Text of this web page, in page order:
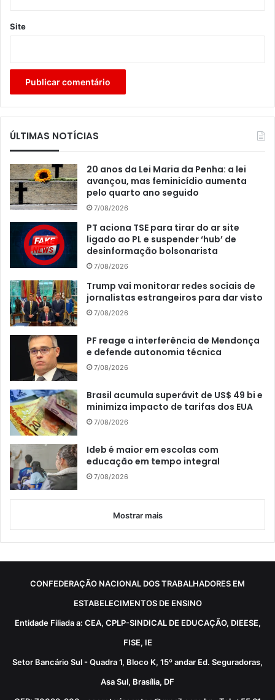
Site
ÚLTIMAS NOTÍCIAS
20 anos da Lei Maria da Penha: a lei
avançou, mas feminicídio aumenta
pelo quarto ano seguido
7/08/2026
PT aciona TSE para tirar do ar site
ligado ao PL e suspender ‘hub’ de
desinformação bolsonarista
7/08/2026
Trump vai monitorar redes sociais de
jornalistas estrangeiros para dar visto
7/08/2026
PF reage a interferência de Mendonça
e defende autonomia técnica
7/08/2026
Brasil acumula superávit de US$ 49 bi e
minimiza impacto de tarifas dos EUA
7/08/2026
Ideb é maior em escolas com
educação em tempo integral
7/08/2026
Mostrar mais
CONFEDERAÇÃO NACIONAL DOS TRABALHADORES EM
ESTABELECIMENTOS DE ENSINO
Entidade Filiada a: CEA, CPLP-SINDICAL DE EDUCAÇÃO, DIEESE,
FISE, IE
Setor Bancário Sul - Quadra 1, Bloco K, 15º andar Ed. Seguradoras,
Asa Sul, Brasília, DF